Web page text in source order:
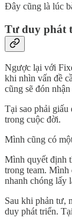
Đây cũng là lúc
Tư duy phát
Ngược lại với
khi nhìn vấn đề
cũng sẽ đón
Tại sao phải
trong cuộc đời.
Mình cũng có
Mình quyết định
trong team. Mình
nhanh chóng lấy
Sau khi phản tư,
duy phát triển.